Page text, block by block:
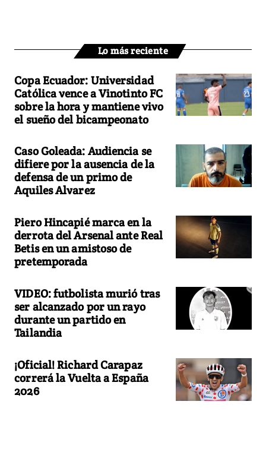
Lo más reciente
Copa Ecuador: Universidad
Católica vence a Vinotinto FC
sobre la hora y mantiene vivo
el sueño del bicampeonato
Caso Goleada: Audiencia se
difiere por la ausencia de la
defensa de un primo de
Aquiles Alvarez
Piero Hincapié marca en la
derrota del Arsenal ante Real
Betis en un amistoso de
pretemporada
VIDEO: futbolista murió tras
ser alcanzado por un rayo
durante un partido en
Tailandia
¡Oficial! Richard Carapaz
correrá la Vuelta a España
2026